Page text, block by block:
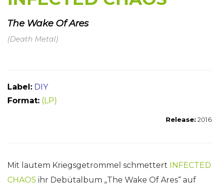
The Wake Of Ares
(Death Metal)
Label: DIY
Format: (LP)
Release: 2016
Mit lautem Kriegsgetrommel schmettert INFECTED
CHAOS ihr Debütalbum „The Wake Of Ares“ auf